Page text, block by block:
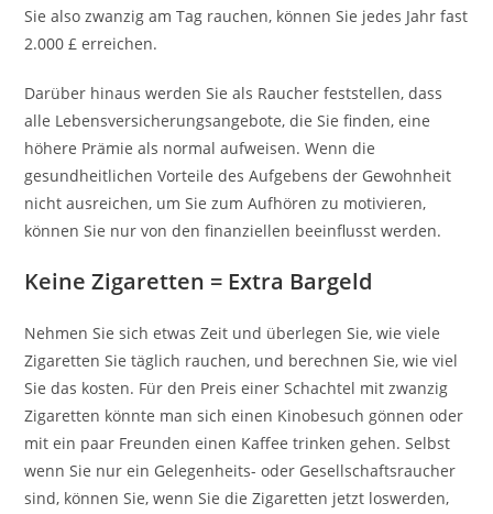
Sie also zwanzig am Tag rauchen, können Sie jedes Jahr fast
2.000 £ erreichen.
Darüber hinaus werden Sie als Raucher feststellen, dass
alle Lebensversicherungsangebote, die Sie finden, eine
höhere Prämie als normal aufweisen. Wenn die
gesundheitlichen Vorteile des Aufgebens der Gewohnheit
nicht ausreichen, um Sie zum Aufhören zu motivieren,
können Sie nur von den finanziellen beeinflusst werden.
Keine Zigaretten = Extra Bargeld
Nehmen Sie sich etwas Zeit und überlegen Sie, wie viele
Zigaretten Sie täglich rauchen, und berechnen Sie, wie viel
Sie das kosten. Für den Preis einer Schachtel mit zwanzig
Zigaretten könnte man sich einen Kinobesuch gönnen oder
mit ein paar Freunden einen Kaffee trinken gehen. Selbst
wenn Sie nur ein Gelegenheits- oder Gesellschaftsraucher
sind, können Sie, wenn Sie die Zigaretten jetzt loswerden,